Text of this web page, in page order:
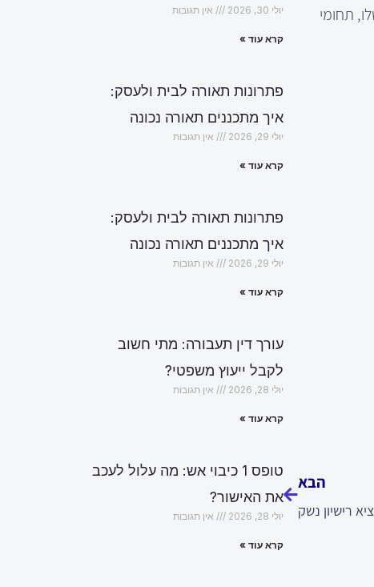
תחומי
הבא
רישיון נשק
יולי 30, 2026 אין תגובות
קרא עוד »
פתרונות תאורה לבית ולעסק:
איך מתכננים תאורה נכונה
יולי 29, 2026 אין תגובות
קרא עוד »
פתרונות תאורה לבית ולעסק:
איך מתכננים תאורה נכונה
יולי 29, 2026 אין תגובות
קרא עוד »
עורך דין תעבורה: מתי חשוב
לקבל ייעוץ משפטי?
יולי 28, 2026 אין תגובות
קרא עוד »
טופס 1 כיבוי אש: מה עלול לעכב
את האישור?
יולי 28, 2026 אין תגובות
קרא עוד »